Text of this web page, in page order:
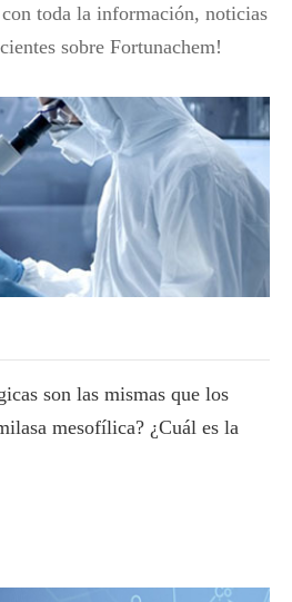
toda la información, noticias
sobre Fortunachem!
son las mismas que los
mesofílica? ¿Cuál es la